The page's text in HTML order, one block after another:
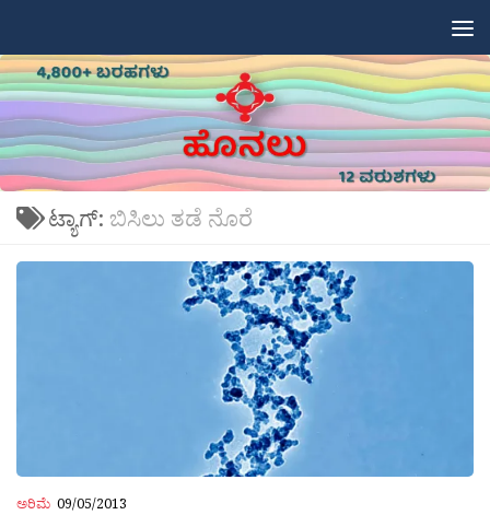
ಟ್ಯಾಗ್: ಬಿಸಿಲು ತಡೆ ನೊರೆ
ಅರಿಮೆ 09/05/2013